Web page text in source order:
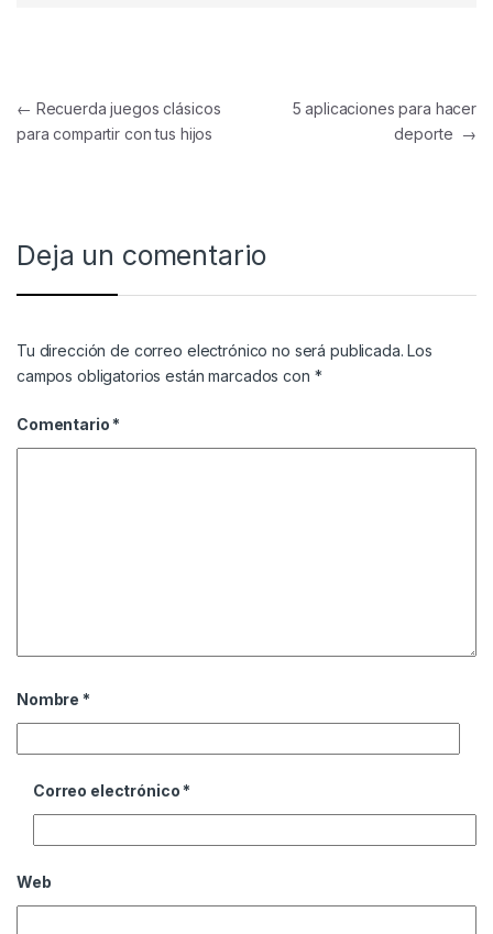
Navegación de entradas
← Recuerda juegos clásicos
para compartir con tus hijos
5 aplicaciones para hacer
deporte →
Deja un comentario
Tu dirección de correo electrónico no será publicada. Los
campos obligatorios están marcados con *
Comentario *
Nombre *
Correo electrónico *
Web